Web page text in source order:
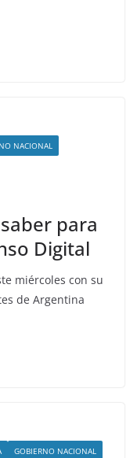
NACIONAL
para
Digital
miércoles con su
de Argentina
GOBIERNO NACIONAL